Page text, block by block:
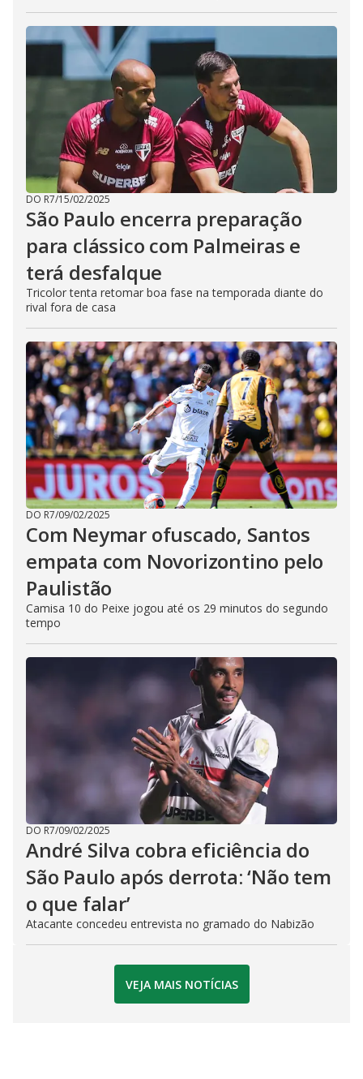
DO R7/15/02/2025
São Paulo encerra preparação
para clássico com Palmeiras e
terá desfalque
Tricolor tenta retomar boa fase na temporada diante do
rival fora de casa
DO R7/09/02/2025
Com Neymar ofuscado, Santos
empata com Novorizontino pelo
Paulistão
Camisa 10 do Peixe jogou até os 29 minutos do segundo
tempo
DO R7/09/02/2025
André Silva cobra eficiência do
São Paulo após derrota: ‘Não tem
o que falar’
Atacante concedeu entrevista no gramado do Nabizão
VEJA MAIS NOTÍCIAS